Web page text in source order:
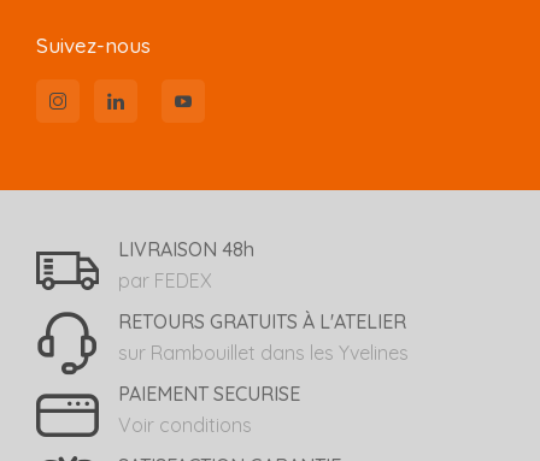
Suivez-nous
LIVRAISON 48h
par FEDEX
RETOURS GRATUITS À L'ATELIER
sur Rambouillet dans les Yvelines
PAIEMENT SECURISE
Voir conditions